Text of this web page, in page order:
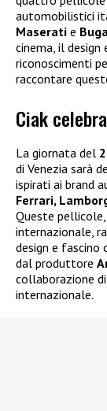
automobilistici
Maserati e
cinema, il design
riconoscimenti
raccontare
Ciak
La giornata del
di Venezia sarà
ispirati ai brand
Ferrari,
Queste
internazionale,
design e fascino
dal produttore
collaborazione
internazionale.